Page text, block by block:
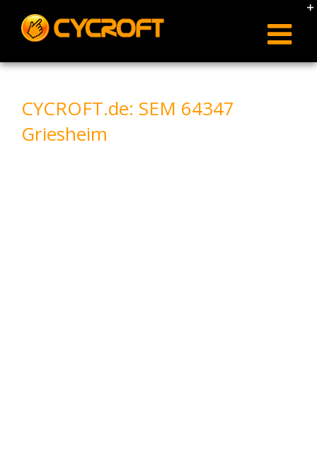
content
CYCROFT.de: SEM 64347
Griesheim